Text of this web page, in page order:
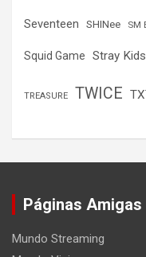
Seventeen SHINee SM
Squid Game Stray Kids
TREASURE TWICE
Páginas Amigas
Mundo Streaming